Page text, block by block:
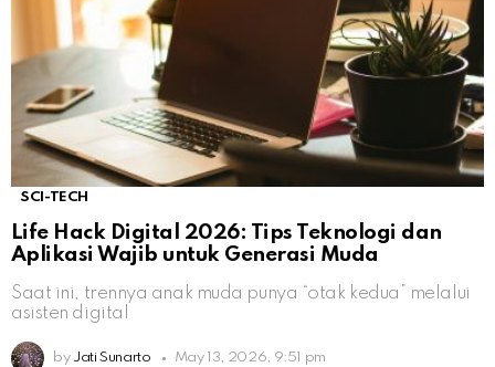
SCI-TECH
Life Hack Digital 2026: Tips Teknologi dan
Aplikasi Wajib untuk Generasi Muda
Saat ini, trennya anak muda punya “otak kedua” melalui
asisten digital
by Jati Sunarto May 13, 2026, 9:51 pm